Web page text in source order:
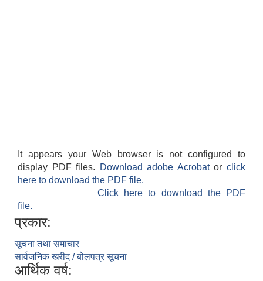
It appears your Web browser is not configured to
display PDF files.
Download adobe Acrobatorclick
here to download the PDF file.
Click here to download the PDF
file.
प्रकार:
सूचना तथा समाचार
सार्वजनिक खरीद / बोलपत्र सूचना
आर्थिक वर्ष: